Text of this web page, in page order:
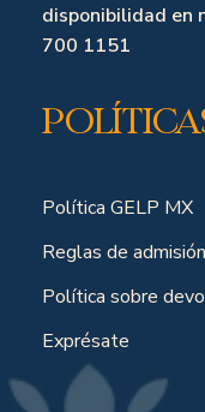
disponibilidad en
700 1151
Política GELP MX
Reglas de
Política sobre
Exprésate